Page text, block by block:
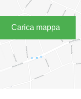
Carica mappa